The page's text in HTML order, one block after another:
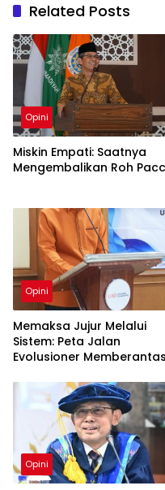
Related Posts
Opini
Miskin Empati: Saatnya
Mengembalikan Roh
Opini
Memaksa Jujur Melalui
Sistem: Peta Jalan
Evolusioner Memberantas
Opini